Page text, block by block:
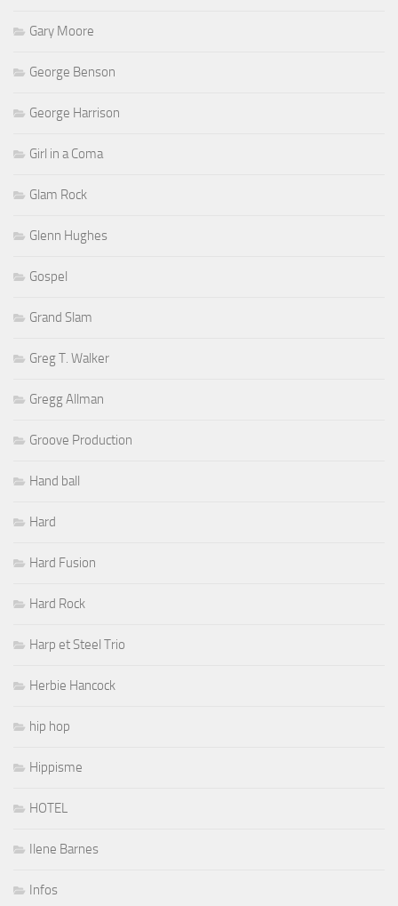
Gary Moore
George Benson
George Harrison
Girl in a Coma
Glam Rock
Glenn Hughes
Gospel
Grand Slam
Greg T. Walker
Gregg Allman
Groove Production
Hand ball
Hard
Hard Fusion
Hard Rock
Harp et Steel Trio
Herbie Hancock
hip hop
Hippisme
HOTEL
Ilene Barnes
Infos